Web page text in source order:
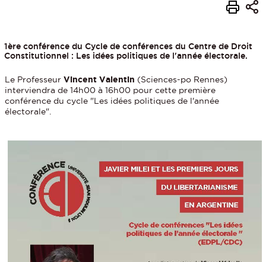
1ère conférence du Cycle de conférences du Centre de Droit
Constitutionnel : Les idées politiques de l'année électorale.
Le ProfesseurVincent Valentin (Sciences-po Rennes)
interviendra de 14h00 à 16h00 pour cette première
conférence du cycle "Les idées politiques de l'année
électorale".